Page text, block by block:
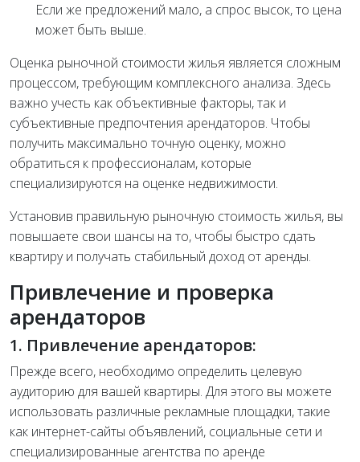
Если же предложений мало, а спрос высок, то цена
может быть выше.
Оценка рыночной стоимости жилья является сложным
процессом, требующим комплексного анализа. Здесь
важно учесть как объективные факторы, так и
субъективные предпочтения арендаторов. Чтобы
получить максимально точную оценку, можно
обратиться к профессионалам, которые
специализируются на оценке недвижимости.
Установив правильную рыночную стоимость жилья, вы
повышаете свои шансы на то, чтобы быстро сдать
квартиру и получать стабильный доход от аренды.
Привлечение и проверка
арендаторов
1. Привлечение арендаторов:
Прежде всего, необходимо определить целевую
аудиторию для вашей квартиры. Для этого вы можете
использовать различные рекламные площадки, такие
как интернет-сайты объявлений, социальные сети и
специализированные агентства по аренде